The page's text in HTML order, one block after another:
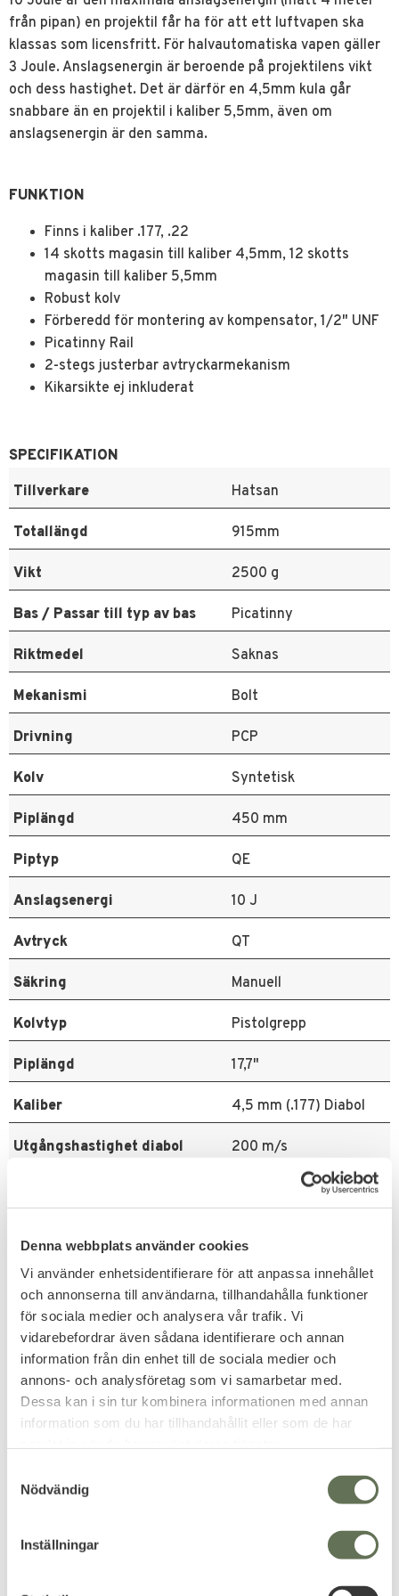
Denna webbplats använder cookies
Vi använder enhetsidentifierare för att anpassa innehållet
och annonserna till användarna, tillhandahålla funktioner
för sociala medier och analysera vår trafik. Vi
vidarebefordrar även sådana identifierare och annan
information från din enhet till de sociala medier och
annons- och analysföretag som vi samarbetar med.
Dessa kan i sin tur kombinera informationen med annan
information som du har tillhandahållit eller som de har
Nödvändig
Inställningar
från pipan) en projektil får ha för att ett luftvapen ska
klassas som licensfritt. För halvautomatiska vapen gäller
3 Joule. Anslagsenergin är beroende på projektilens vikt
och dess hastighet. Det är därför en 4,5mm kula går
snabbare än en projektil i kaliber 5,5mm, även om
anslagsenergin är den samma.
FUNKTION
Finns i kaliber .177, .22
14 skotts magasin till kaliber 4,5mm, 12 skotts
magasin till kaliber 5,5mm
Robust kolv
Förberedd för montering av kompensator, 1/2" UNF
Picatinny Rail
2-stegs justerbar avtryckarmekanism
Kikarsikte ej inkluderat
SPECIFIKATION
Tillverkare
Hatsan
Totallängd 915mm
Vikt 2500 g
Bas / Passar till typ av bas Picatinny
Riktmedel Saknas
Mekanismi Bolt
Drivning PCP
Kolv Syntetisk
Piplängd 450 mm
Piptyp QE
Anslagsenergi 10 J
Avtryck QT
Säkring Manuell
Kolvtyp Pistolgrepp
Piplängd 17,7"
Kaliber 4,5 mm (.177) Diabol
Utgångshastighet diabol 200 m/s
Handpump till PCP.
2 395KR
Reximex Accura PCP